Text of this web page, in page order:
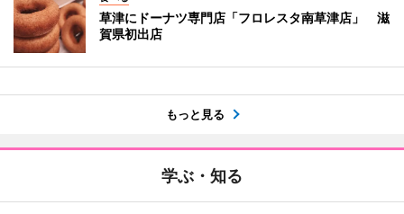
草津にドーナツ専門店「フロレスタ南草津店」 滋
賀県初出店
もっと見る
学ぶ・知る